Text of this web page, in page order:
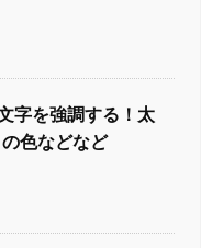
字を強調する！太
色などなど